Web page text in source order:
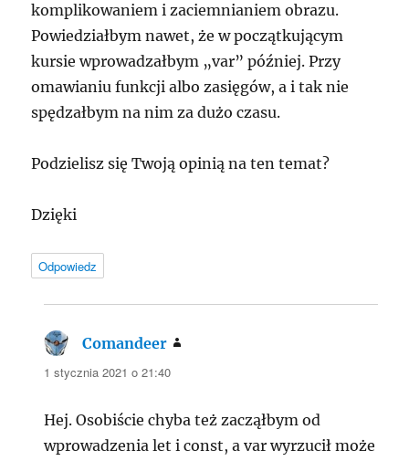
komplikowaniem i zaciemnianiem obrazu.
Powiedziałbym nawet, że w początkującym
kursie wprowadzałbym „var” później. Przy
omawianiu funkcji albo zasięgów, a i tak nie
spędzałbym na nim za dużo czasu.
Podzielisz się Twoją opinią na ten temat?
Dzięki
Odpowiedz
Comandeer
1 stycznia 2021 o 21:40
Hej. Osobiście chyba też zacząłbym od
wprowadzenia let i const, a var wyrzucił może